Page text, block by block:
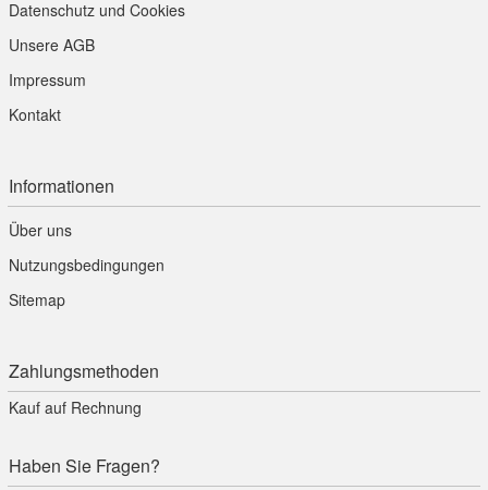
Datenschutz und Cookies
Unsere AGB
Impressum
Kontakt
Informationen
Über uns
Nutzungsbedingungen
Sitemap
Zahlungsmethoden
Kauf auf Rechnung
Haben Sie Fragen?